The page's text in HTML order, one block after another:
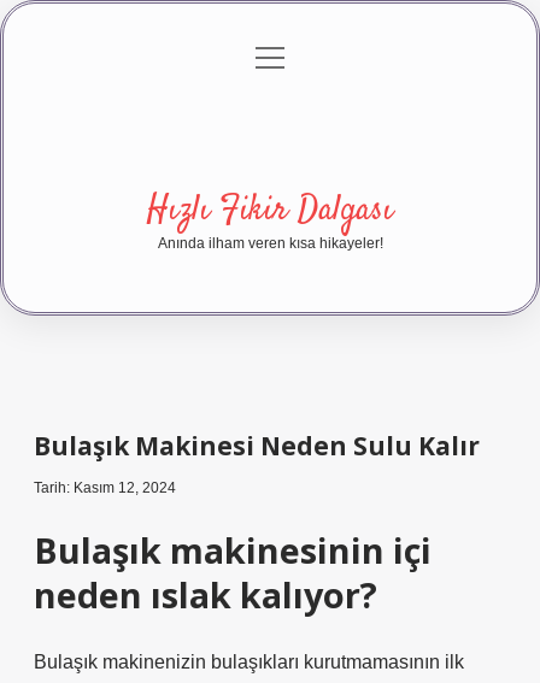
Gizlilik Politikası
menüyü
Hızlı Fikir Dalgası
Anında ilham veren kısa hikayeler!
Bulaşık Makinesi Neden Sulu Kalır
Tarih: Kasım 12, 2024
Bulaşık makinesinin içi
neden ıslak kalıyor?
Bulaşık makinenizin bulaşıkları kurutmamasının ilk